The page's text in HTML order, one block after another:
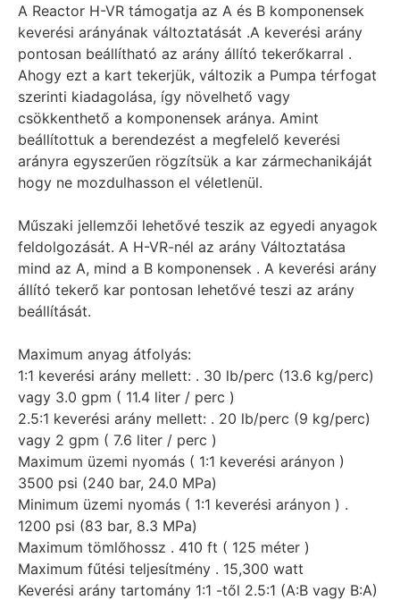
A Reactor H-VR támogatja az A és B komponensek
keverési arányának változtatását .A keverési arány
pontosan beállítható az arány állító tekerőkarral .
Ahogy ezt a kart tekerjük, változik a Pumpa térfogat
szerinti kiadagolása, így növelhető vagy
csökkenthető a komponensek aránya. Amint
beállítottuk a berendezést a megfelelő keverési
arányra egyszerűen rögzítsük a kar zármechanikáját
hogy ne mozdulhasson el véletlenül.
Műszaki jellemzői lehetővé teszik az egyedi anyagok
feldolgozását. A H-VR-nél az arány Változtatása
mind az A, mind a B komponensek . A keverési arány
állító tekerő kar pontosan lehetővé teszi az arány
beállítását.
Maximum anyag átfolyás:
1:1 keverési arány mellett: . 30 lb/perc (13.6 kg/perc)
vagy 3.0 gpm ( 11.4 liter / perc )
2.5:1 keverési arány mellett: . 20 lb/perc (9 kg/perc)
vagy 2 gpm ( 7.6 liter / perc )
Maximum üzemi nyomás ( 1:1 keverési arányon )
3500 psi (240 bar, 24.0 MPa)
Minimum üzemi nyomás ( 1:1 keverési arányon ) .
1200 psi (83 bar, 8.3 MPa)
Maximum tömlőhossz . 410 ft ( 125 méter )
Maximum fűtési teljesítmény . 15,300 watt
Keverési arány tartomány 1:1 -től 2.5:1 (A:B vagy B:A)